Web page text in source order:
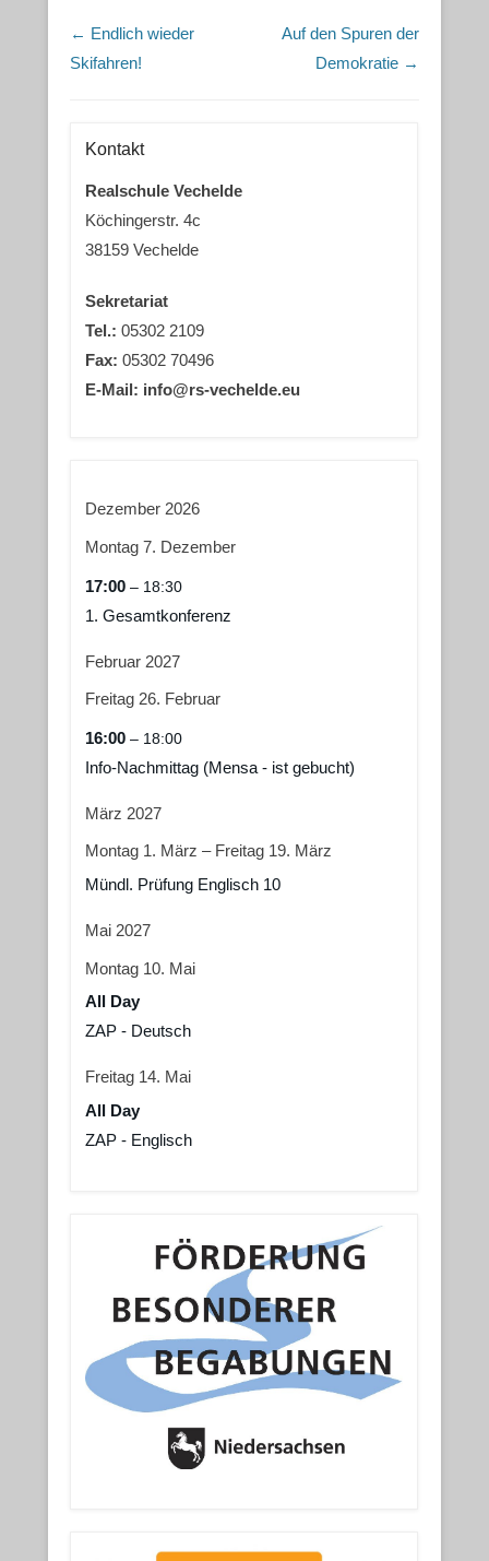
Beitragsnavigation
← Endlich wieder
Skifahren!
Auf den Spuren der
Demokratie →
Kontakt
Realschule Vechelde
Köchingerstr. 4c
38159 Vechelde
Sekretariat
Tel.: 05302 2109
Fax: 05302 70496
E-Mail: info@rs-vechelde.eu
Dezember 2026
Montag 7. Dezember
17:00 – 18:30
1. Gesamtkonferenz
Februar 2027
Freitag 26. Februar
16:00 – 18:00
Info-Nachmittag (Mensa - ist gebucht)
März 2027
Montag 1. März – Freitag 19. März
Mündl. Prüfung Englisch 10
Mai 2027
Montag 10. Mai
All Day
ZAP - Deutsch
Freitag 14. Mai
All Day
ZAP - Englisch